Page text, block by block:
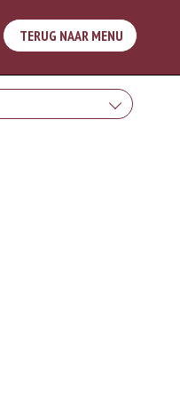
TERUG NAAR MENU